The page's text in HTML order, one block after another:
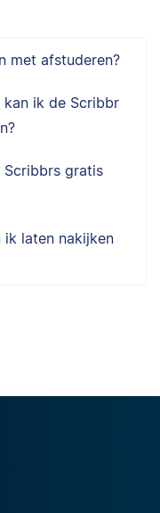
met afstuderen?
ik de Scribbr
gratis
laten nakijken